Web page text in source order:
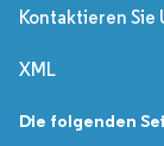
Kontaktieren Sie
XML
Die folgenden